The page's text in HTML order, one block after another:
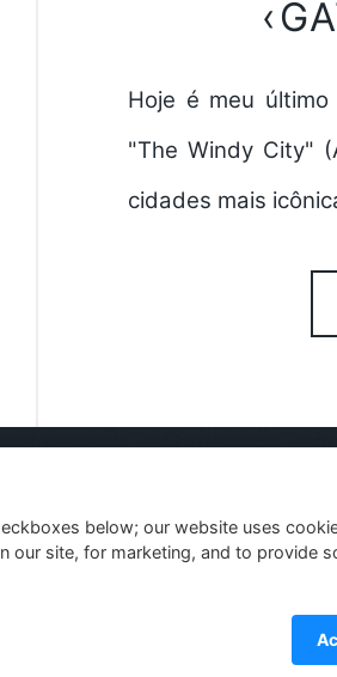
Hoje é meu
"The Windy City"
cidades mais
below; our website uses
our site, for marketing, and to provide